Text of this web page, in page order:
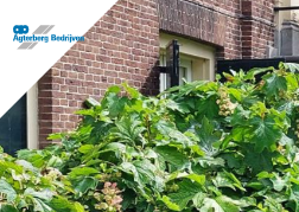
Bedrijven
Projecten
Over ons